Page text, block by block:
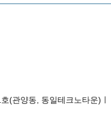
호(관양동, 동일테크노타운)